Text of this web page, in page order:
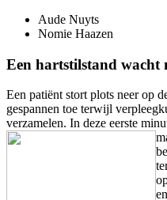
Aude Nuyts
Nomie Haazen
Een hartstilstand wacht
Een patiënt stort plots neer op
gespannen toe terwijl
verzamelen. In deze eerste